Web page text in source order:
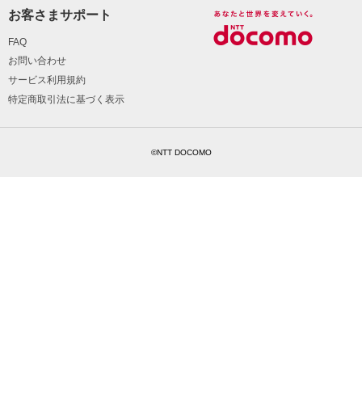
お客さまサポート
FAQ
お問い合わせ
サービス利用規約
特定商取引法に基づく表示
©NTT DOCOMO